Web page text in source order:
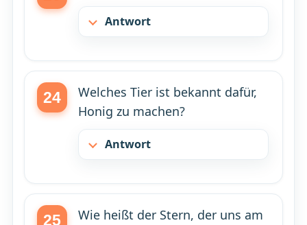
Antwort
Welches Tier ist bekannt dafür,
Honig zu machen?
Antwort
Wie heißt der Stern, der uns am